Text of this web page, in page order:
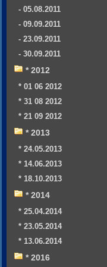
- 05.08.2011
- 09.09.2011
- 23.09.2011
- 30.09.2011
* 2012
* 01 06 2012
* 31 08 2012
* 21 09 2012
* 2013
* 24.05.2013
* 14.06.2013
* 18.10.2013
* 2014
* 25.04.2014
* 23.05.2014
* 13.06.2014
* 2016